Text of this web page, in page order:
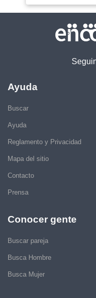
Ayuda
Buscar
Ayuda
Reglamento y Privacidad
Mapa del sitio
Contacto
Prensa
Conocer gente
Buscar pareja
Busca Hombre
Busca Mujer